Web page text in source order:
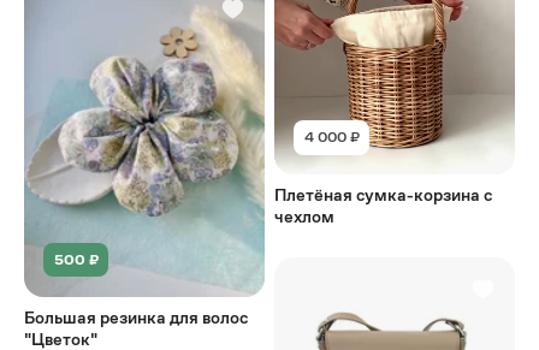
500 ₽
Большая резинка для волос
"Цветок"
4 000 ₽
Плетёная сумка-корзина с
чехлом